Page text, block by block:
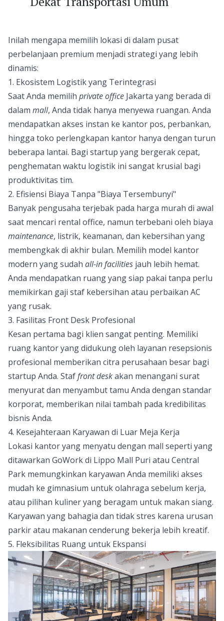
Inilah mengapa memilih lokasi di dalam pusat
perbelanjaan premium menjadi strategi yang lebih
dinamis:
1. Ekosistem Logistik yang Terintegrasi
Saat Anda memilih private office Jakarta yang berada di
dalam mall, Anda tidak hanya menyewa ruangan. Anda
mendapatkan akses instan ke kantor pos, perbankan,
hingga toko perlengkapan kantor hanya dengan turun
beberapa lantai. Bagi startup yang bergerak cepat,
penghematan waktu logistik ini sangat krusial bagi
produktivitas tim.
2. Efisiensi Biaya Tanpa "Biaya Tersembunyi"
Banyak pengusaha terjebak pada harga murah di awal
saat mencari rental office, namun terbebani oleh biaya
maintenance, listrik, keamanan, dan kebersihan yang
membengkak di akhir bulan. Memilih model kantor
modern yang sudah all-in facilities jauh lebih hemat.
Anda mendapatkan ruang yang siap pakai tanpa perlu
memikirkan gaji staf kebersihan atau perbaikan AC
yang rusak.
3. Fasilitas Front Desk Profesional
Kesan pertama bagi klien sangat penting. Memiliki
ruang kantor yang didukung oleh layanan resepsionis
profesional memberikan citra perusahaan besar bagi
startup Anda. Staffront deskakan menangani surat
menyurat dan menyambut tamu Anda dengan standar
korporat, memberikan nilai tambah pada kredibilitas
bisnis Anda.
4. Kesejahteraan Karyawan di Luar Meja Kerja
Lokasi kantor yang menyatu dengan mall seperti yang
ditawarkan GoWorkdi Lippo Mall Puri atau Central
Park memungkinkan karyawan Anda memiliki akses
mudah ke gimnasium untuk olahraga sebelum kerja,
atau pilihan kuliner yang beragam untuk makan siang.
Karyawan yang bahagia dan tidak stres karena urusan
parkir atau makanan cenderung bekerja lebih kreatif.
5. Fleksibilitas Ruang untuk Ekspansi